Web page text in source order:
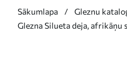
Sākumlapa Gleznu
Glezna Silueta deja, afrikāņu